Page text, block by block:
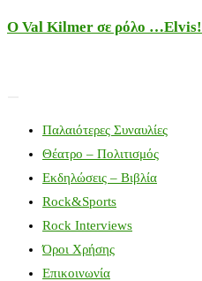
Ο Val Kilmer σε ρόλο …Elvis!
Παλαιότερες Συναυλίες
Θέατρο – Πολιτισμός
Εκδηλώσεις – Βιβλία
Rock&Sports
Rock Interviews
Όροι Χρήσης
Επικοινωνία